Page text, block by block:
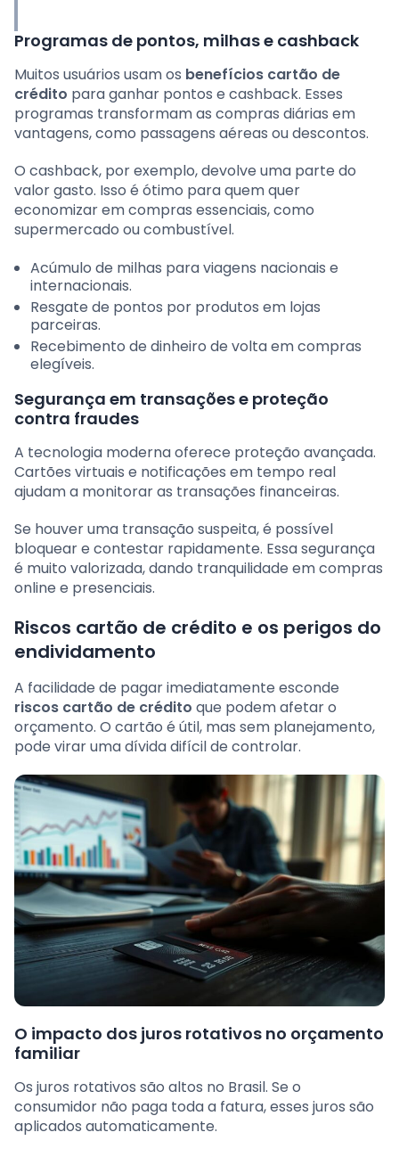
Programas de pontos, milhas e cashback
Muitos usuários usam os benefícios cartão de
crédito para ganhar pontos e cashback. Esses
programas transformam as compras diárias em
vantagens, como passagens aéreas ou descontos.
O cashback, por exemplo, devolve uma parte do
valor gasto. Isso é ótimo para quem quer
economizar em compras essenciais, como
supermercado ou combustível.
Acúmulo de milhas para viagens nacionais e
internacionais.
Resgate de pontos por produtos em lojas
parceiras.
Recebimento de dinheiro de volta em compras
elegíveis.
Segurança em transações e proteção
contra fraudes
A tecnologia moderna oferece proteção avançada.
Cartões virtuais e notificações em tempo real
ajudam a monitorar as transações financeiras.
Se houver uma transação suspeita, é possível
bloquear e contestar rapidamente. Essa segurança
é muito valorizada, dando tranquilidade em compras
online e presenciais.
Riscos cartão de crédito e os perigos do
endividamento
A facilidade de pagar imediatamente esconde
riscos cartão de crédito que podem afetar o
orçamento. O cartão é útil, mas sem planejamento,
pode virar uma dívida difícil de controlar.
O impacto dos juros rotativos no orçamento
familiar
Os juros rotativos são altos no Brasil. Se o
consumidor não paga toda a fatura, esses juros são
aplicados automaticamente.